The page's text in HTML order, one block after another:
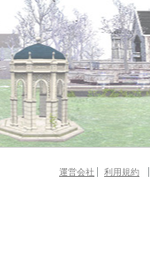
運営会社 利用規約